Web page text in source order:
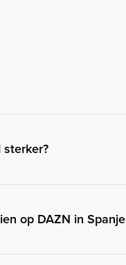
sterker?
op DAZN in Spanje